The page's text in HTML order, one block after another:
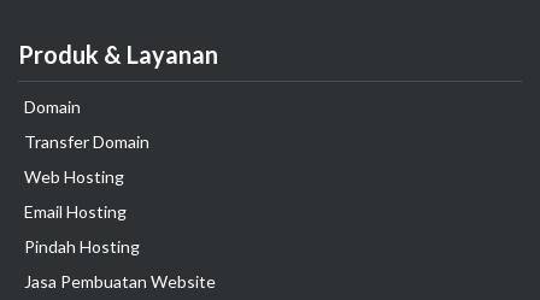
Produk & Layanan
Domain
Transfer Domain
Web Hosting
Email Hosting
Pindah Hosting
Jasa Pembuatan Website